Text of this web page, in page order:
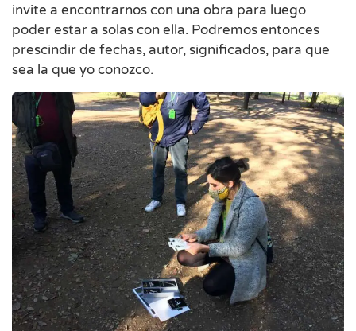
invite a encontrarnos con una obra para luego
poder estar a solas con ella. Podremos entonces
prescindir de fechas, autor, significados, para que
sea la que yo conozco.